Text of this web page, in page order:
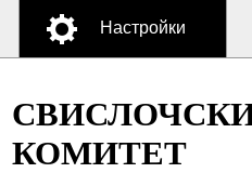
Настройки
КОМИТЕТ